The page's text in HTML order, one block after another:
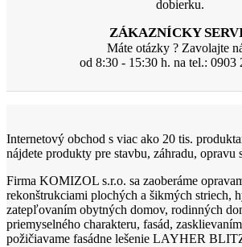
dobierku.
ZÁKAZNÍCKY
Máte otázky ? Zavolajte
od 8:30 - 15:30 h. na tel.: 0903
Internetový obchod s viac ako 20 tis.
nájdete produkty pre stavbu, záhradu, opravu
Firma KOMIZOL s.r.o. sa zaoberáme
rekonštrukciami plochých a šikmých striech,
zatepľovaním obytných domov, rodinných
priemyselného charakteru, fasád,
požičiavame fasádne lešenie LAYHER